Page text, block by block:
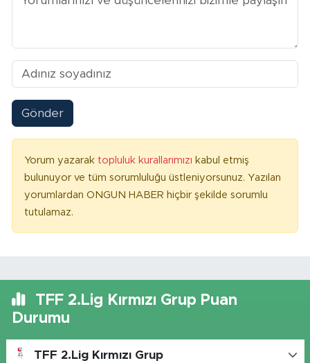
Gönder
Yorum yazarak topluluk kurallarımızı kabul etmiş
bulunuyor ve tüm sorumluluğu üstleniyorsunuz. Yazılan
yorumlardan ONGUN HABER hiçbir şekilde sorumlu
tutulamaz.
TFF 2.Lig Kırmızı Grup Puan
Durumu
TFF 2.Lig Kırmızı Grup